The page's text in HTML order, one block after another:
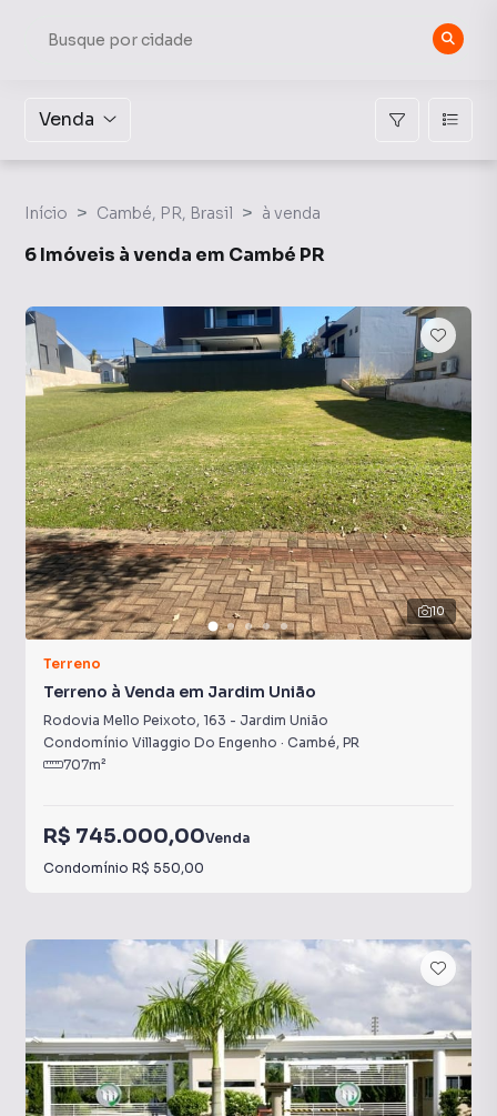
Venda
Início Cambé, PR, Brasil à venda
6 Imóveis à venda em Cambé PR
10
Terreno
Terreno à Venda em Jardim União
Rodovia Mello Peixoto, 163 - Jardim União
Condomínio Villaggio Do Engenho · Cambé, PR
707m²
R$ 745.000,00Venda
Condomínio R$ 550,00